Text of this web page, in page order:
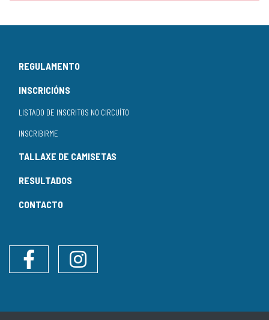
REGULAMENTO
INSCRICIÓNS
LISTADO DE INSCRITOS NO CIRCUÍTO
INSCRIBIRME
TALLAXE DE CAMISETAS
RESULTADOS
CONTACTO
Instagram